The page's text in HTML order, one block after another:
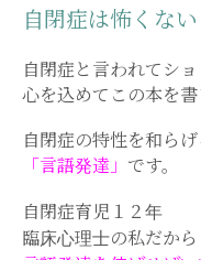
自閉症は怖くない
自閉症と言われてシ
心を込めてこの本を書
自閉症の特性を和ら
「言語発達」 です。
自閉症育児１２年
臨床心理士の私だから